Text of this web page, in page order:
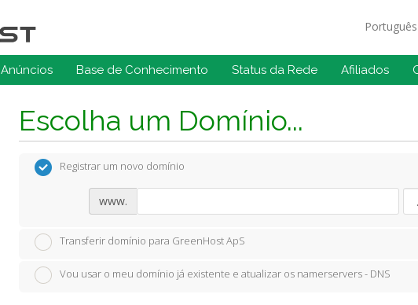
Português
Anúncios Base de Conhecimento Status da Rede Afiliados
Escolha um Domínio...
Registrar um novo domínio
www.
Transferir domínio para GreenHost ApS
Vou usar o meu domínio já existente e atualizar os namerservers - DNS